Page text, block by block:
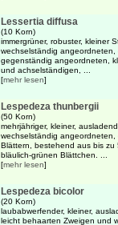
Lessertia diffusa
(10 Korn)
immergrüner, robuster, kleiner
wechselständig
gegenständig angeordneten,
und achselständigen, ...
[mehr lesen]
Lespedeza thunbergii
(50 Korn)
mehrjähriger, kleiner,
wechselständig
Blättern, bestehend aus bis zu
bläulich-grünen Blättchen. ...
[mehr lesen]
Lespedeza bicolor
(20 Korn)
laubabwerfender, kleiner,
leicht behaarten Zweigen und